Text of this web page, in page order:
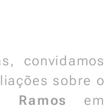
convidamos
sobre o
Ramos em